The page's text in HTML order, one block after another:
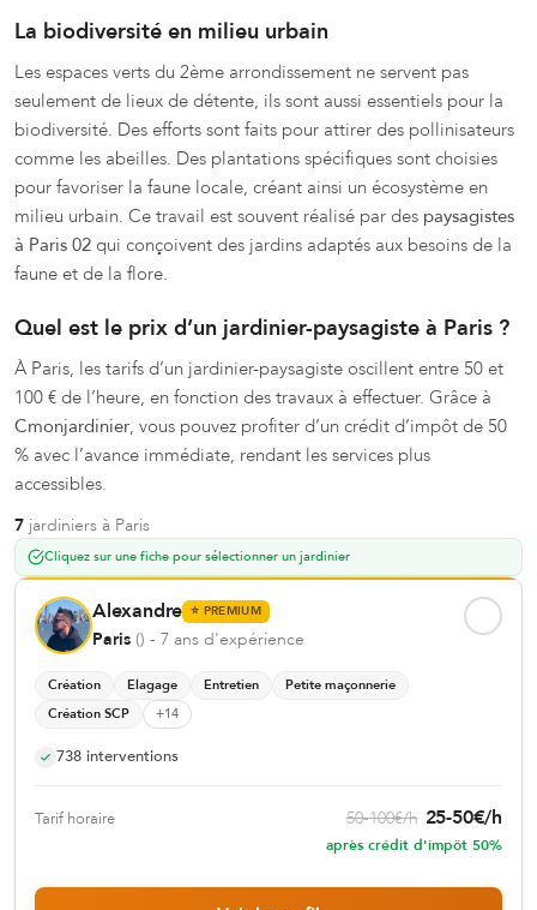
La biodiversité en milieu urbain
Les espaces verts du 2ème arrondissement ne servent pas
seulement de lieux de détente, ils sont aussi essentiels pour la
biodiversité. Des efforts sont faits pour attirer des pollinisateurs
comme les abeilles. Des plantations spécifiques sont choisies
pour favoriser la faune locale, créant ainsi un écosystème en
milieu urbain. Ce travail est souvent réalisé par des paysagistes
à Paris 02 qui conçoivent des jardins adaptés aux besoins de la
faune et de la flore.
Quel est le prix d’un jardinier-paysagiste à Paris ?
À Paris, les tarifs d’un jardinier-paysagiste oscillent entre 50 et
100 € de l’heure, en fonction des travaux à effectuer. Grâce à
Cmonjardinier, vous pouvez profiter d’un crédit d’impôt de 50
% avec l’avance immédiate, rendant les services plus
accessibles.
7 jardiniers à Paris
Cliquez sur une fiche pour sélectionner un jardinier
Alexandre ⭐ PREMIUM
Paris () - 7 ans d'expérience
Création Elagage Entretien
Petite maçonnerie
Création SCP
+14
738 interventions
Tarif horaire 50-100€/h 25-50€/h
après crédit d'impôt 50%